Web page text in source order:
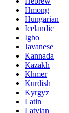
Hmong
Hungarian
Icelandic
Igbo
Javanese
Kannada
Kazakh
Khmer
Kurdish
Kyrgyz
Latin
Latvian